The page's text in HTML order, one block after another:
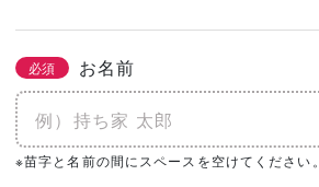
必須 お名前
※苗字と名前の間にスペースを空けてください。